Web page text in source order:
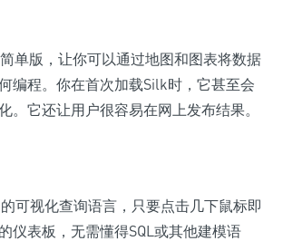
单版，让你可以通过地图和图表将数据
编程。你在首次加载Silk时，它甚至会
。它还让用户很容易在网上发布结果。
可视化查询语言，只要点击几下鼠标即
仪表板，无需懂得SQL或其他建模语